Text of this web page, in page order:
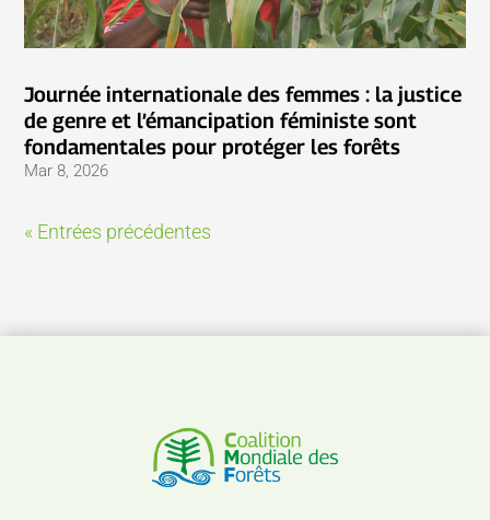
Journée internationale des femmes : la justice
de genre et l’émancipation féministe sont
fondamentales pour protéger les forêts
Mar 8, 2026
« Entrées précédentes